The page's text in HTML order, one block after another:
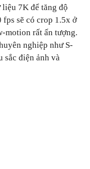
7K để tăng độ
fps sẽ có crop 1.5x ở
motion rất ấn tượng.
nghiệp như S-
sắc điện ảnh và